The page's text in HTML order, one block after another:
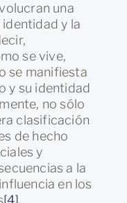
una
y la
se vive,
se manifiesta
y su identidad
no sólo
clasificación
de hecho
y
a la
en los